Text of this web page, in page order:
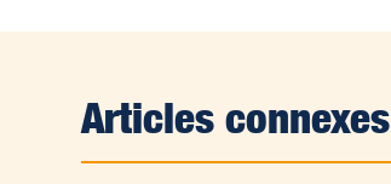
Articles connexes